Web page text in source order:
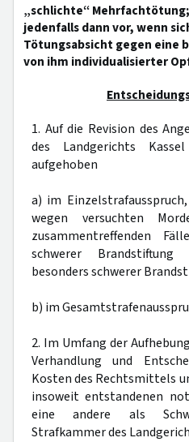
„schlichte“
jedenfalls dann vor, wenn
Tötungsabsicht gegen eine
von ihm individualisierter
1. Auf die Revision des
des Landgerichts
aufgehoben
a) im
wegen versuchten
zusammentreffenden
schwerer
besonders schwerer
b) im
2. Im Umfang der
Verhandlung und
Kosten des Rechtsmittels
insoweit entstandenen
eine andere als
Strafkammer des